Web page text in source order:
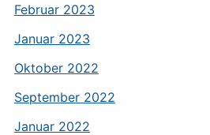
Februar 2023
Januar 2023
Oktober 2022
September 2022
Januar 2022